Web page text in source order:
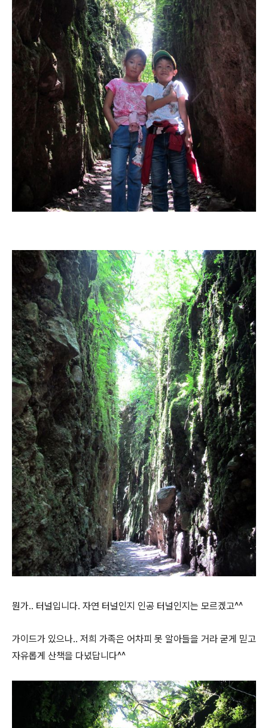
뭔가.. 터널입니다. 자연 터널인지 인공 터널인지는 모르겠고^^
가이드가 있으나.. 저희 가족은 어차피 못 알아들을 거라 굳게 믿고
자유롭게 산책을 다녔답니다^^